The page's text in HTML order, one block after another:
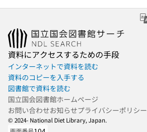
資料にアクセスするための手段
インターネットで資料を読む
資料のコピーを入手する
図書館で資料を読む
国立国会図書館ホームページ
お問い合わせお知らせプライバシーポリシー
© 2024- National Diet Library, Japan.